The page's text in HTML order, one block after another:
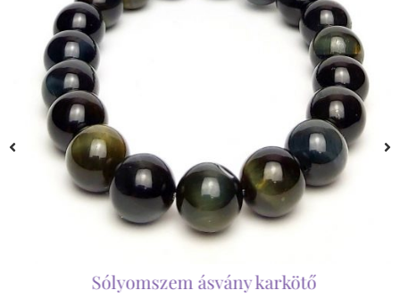
Sólyomszem ásvány karkötő